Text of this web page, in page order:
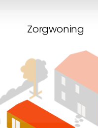
Zorgwoning
Bekijk onze zorgwoningen